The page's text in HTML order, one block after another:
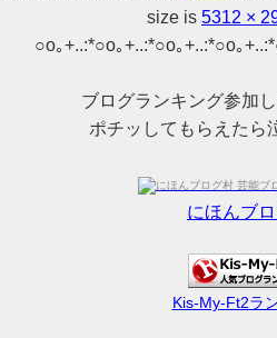
size is 5312 ×
○o｡+..:*○o｡+..:*○o｡+..:*○o｡
ブログランキング参加
ポチッしてもらえたら
にほんブ
Kis-My-Ft2ラ